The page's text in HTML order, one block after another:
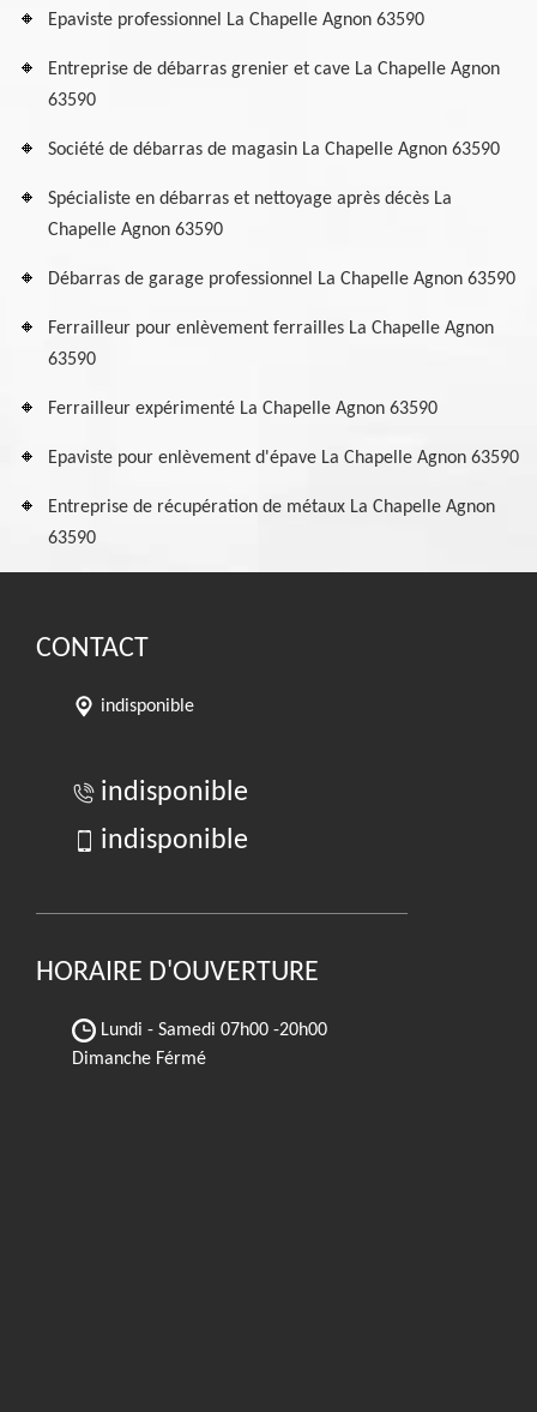
Epaviste professionnel La Chapelle Agnon 63590
Entreprise de débarras grenier et cave La Chapelle Agnon
63590
Société de débarras de magasin La Chapelle Agnon 63590
Spécialiste en débarras et nettoyage après décès La
Chapelle Agnon 63590
Débarras de garage professionnel La Chapelle Agnon 63590
Ferrailleur pour enlèvement ferrailles La Chapelle Agnon
63590
Ferrailleur expérimenté La Chapelle Agnon 63590
Epaviste pour enlèvement d'épave La Chapelle Agnon 63590
Entreprise de récupération de métaux La Chapelle Agnon
63590
CONTACT
indisponible
indisponible
indisponible
HORAIRE D'OUVERTURE
Lundi - Samedi 07h00 -20h00
Dimanche Férmé